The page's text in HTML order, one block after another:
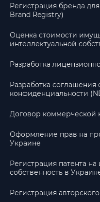
Регистрация бренда
Brand Registry)
Оценка стоимости
интеллектуальной
Разработка
Разработка
конфиденциальности
Договор коммерческой
Оформление прав на
Украине
Регистрация патента
собственность в
Регистрация